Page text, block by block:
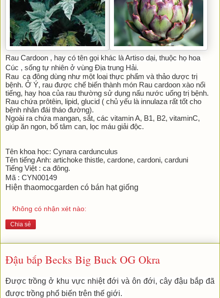
Rau Cardoon , hay có tên gọi khác là Artiso dại, thuộc họ hoa
Cúc , sống tự nhiên ở vùng Địa trung Hải.
Rau  ca đông dùng như một loại thực phẩm và thảo dược trị
bệnh. Ở Ý, rau được chế biến thành món Rau cardoon xào nổi
tiếng, hay hoa của rau thường sử dụng nấu nước uống trị bệnh.
Rau chứa prôtêin, lipid, glucid ( chủ yếu là innulaza rất tốt cho
bệnh nhân đái tháo đường).
Ngoài ra chứa mangan, sắt, các vitamin A, B1, B2, vitaminC,
giúp ăn ngon, bổ tâm can, lọc máu giải độc.
Tên khoa học: Cynara cardunculus
Tên tiếng Anh: artichoke thistle, cardone, cardoni, carduni
Tiếng Việt : ca đông.
Mã : CYN00149
Hiện thaomocgarden có bán hạt giống
Không có nhận xét nào:
Chia sẻ
Đậu bắp Becks Big Buck OG Okra
Được trồng ở khu vực nhiệt đới và ôn đới, cây đậu bắp đã
được trồng phổ biến trên thế giới.